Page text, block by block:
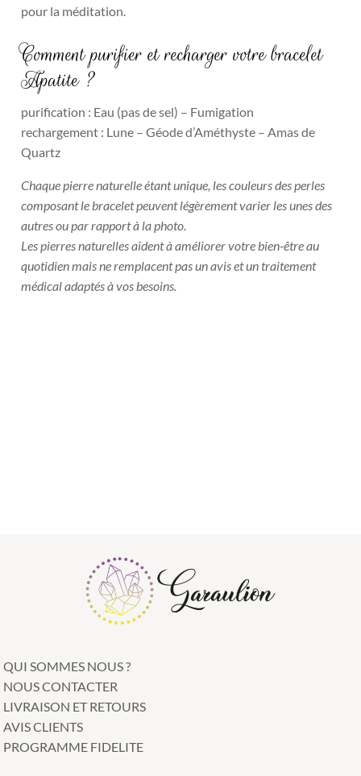
pour la méditation.
Comment purifier et recharger votre bracelet
Apatite ?
purification : Eau (pas de sel) – Fumigation
rechargement : Lune – Géode d’Améthyste – Amas de
Quartz
Chaque pierre naturelle étant unique, les couleurs des perles
composant le bracelet peuvent légèrement varier les unes des
autres ou par rapport à la photo.
Les pierres naturelles aident à améliorer votre bien-être au
quotidien mais ne remplacent pas un avis et un traitement
médical adaptés à vos besoins.
QUI SOMMES NOUS ?
NOUS CONTACTER
LIVRAISON ET RETOURS
AVIS CLIENTS
PROGRAMME FIDELITE